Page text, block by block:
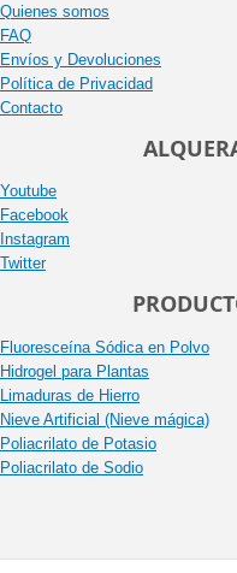
Quienes somos
FAQ
Envíos y Devoluciones
Política de Privacidad
Contacto
Youtube
Facebook
Instagram
Twitter
Fluoresceína Sódica en Polvo
Hidrogel para Plantas
Limaduras de Hierro
Nieve Artificial (Nieve mágica)
Poliacrilato de Potasio
Poliacrilato de Sodio